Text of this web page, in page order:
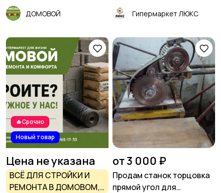
ДОМОВОЙ Гипермаркет ЛЮКС
🔥Срочно
Новый товар
Цена не указана
ВСЁ ДЛЯ СТРОЙКИ И
РЕМОНТА В ДОМОВОМ,
от 3 000 ₽
Продам станок торцовка
прямой угол для